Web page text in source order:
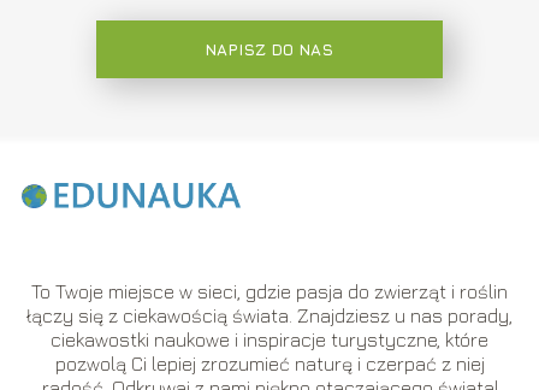
NAPISZ DO NAS
To Twoje miejsce w sieci, gdzie pasja do zwierząt i roślin
łączy się z ciekawością świata. Znajdziesz u nas porady,
ciekawostki naukowe i inspiracje turystyczne, które
pozwolą Ci lepiej zrozumieć naturę i czerpać z niej